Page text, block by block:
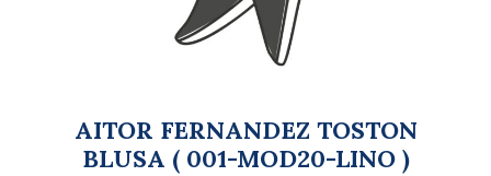
AITOR FERNANDEZ TOSTON
BLUSA ( 001-MOD20-LINO )